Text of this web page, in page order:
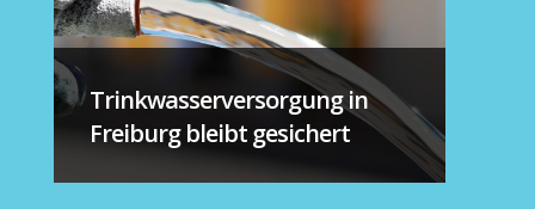
Trinkwasserversorgung in
Freiburg bleibt gesichert